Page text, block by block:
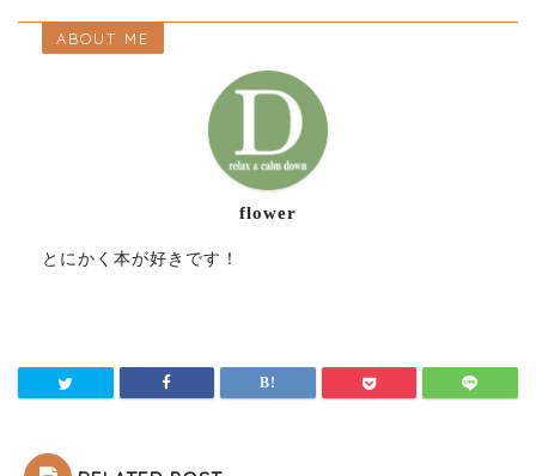
ABOUT ME
flower
とにかく本が好きです！